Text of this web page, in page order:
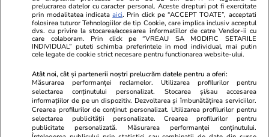
Știri România 20 iul.
Oana Țoiu a fost prezentă la o
recepție diplomatică cu frații
Tate, dar a plecat imediat ce i-a
văzut
prelucrarea datelor cu caracter personal. Aceste drepturi pot fi exercitate
prin modalitatea indicataaici. Prin click pe “ACCEPT TOATE”, acceptati
folosirea tuturor Tehnologiilor de tip Cookie, care implica inclusiv acceptul
dvs. cu privire la stocarea/accesarea informatiilor de catre Vendor-ii cu
care colaboram. Prin click pe “VREAU SA MODIFIC SETARILE
INDIVIDUAL” puteti schimba preferintele in mod individual, mai putin
cele legate de cookie strict necesare pentru functionarea website-ului.
Atât noi, cât și partenerii noștri prelucrăm datele pentru a oferi:
Măsurarea performanței reclamelor. Utilizarea profilurilor pentru
selectarea conținutului personalizat. Stocarea și/sau accesarea
informațiilor de pe un dispozitiv. Dezvoltarea și îmbunătățirea serviciilor.
Crearea profilurilor de conținut personalizat. Utilizarea profilurilor pentru
selectarea publicității personalizate. Crearea profilurilor pentru
publicitate personalizată. Măsurarea performanței conținutului.